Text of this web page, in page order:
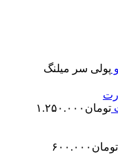
پولی سر میلنگ
تومان ۱.۲۵۰.۰۰۰
تومان ۶۰۰.۰۰۰